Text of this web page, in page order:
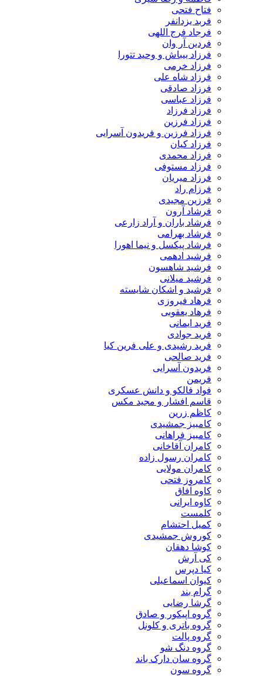
فتاح فتحی
فربد یزدانفر
فرجاد فرج اللهی
فردین آر وان
فرزاد بیباش و وحید تتورا
فرزاد خرمی
فرزاد شاه علی
فرزاد صادقی
فرزاد عباسی
فرزاد فرزاد
فرزاد فرزین
فرزاد فرزین و فریدون آسرایی
فرزاد کیان
فرزاد محمدی
فرزاد مستوفی
فرزاد میریان
فرزام راد
فرزین مجیدی
فرشاد آرون
فرشاد باران و آراد زارعی
فرشاد بهرامی
فرشاد پیکسل و نیما اهورا
فرشید ادهمی
فرشید شاهسون
فرشید میلانی
فرشید و اشکان شایسته
فرهاد فیروزی
فرهاد یعقوبی
فرید ایمانی
فرید جوادی
فرید رشیدی و علی فرین کیا
فرید صالحی
فریدون آسرایی
فواد فالکو و دانش عسکری
قاسم افشار و مجید مکس
کاظم زرین
کامبیز جمشیدی
کامبیز فراهانی
کامران آقاخانی
کامران رسول زاده
کامران مولایی
کامروز فتحی
کاوه آفاق
کاوه ایرانی
کلمست
کمیل احتشام
کوروش جمشیدی
کوشا دهقان
کی آرش
کیا دپرس
کیوان اسماعیلی
گرام بند
گرشا رضایی
گروه اپیکور و صادق
گروه باتری و کلونل
گروه پالت
گروه دنگ شو
گروه سان دارک باند
گروه سون